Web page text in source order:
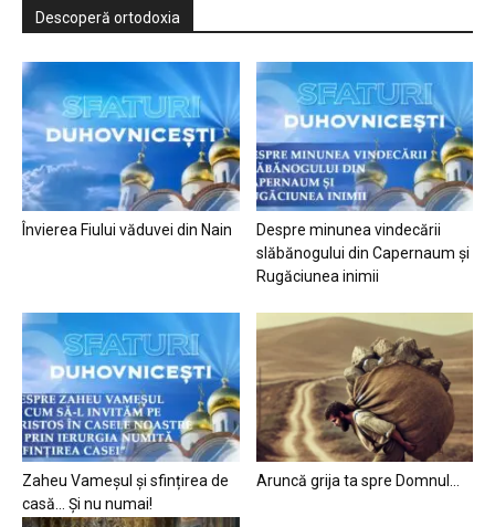
Descoperă ortodoxia
Învierea Fiului văduvei din Nain
Despre minunea vindecării
slăbănogului din Capernaum și
Rugăciunea inimii
Zaheu Vameșul și sfințirea de
casă… Și nu numai!
Aruncă grija ta spre Domnul…